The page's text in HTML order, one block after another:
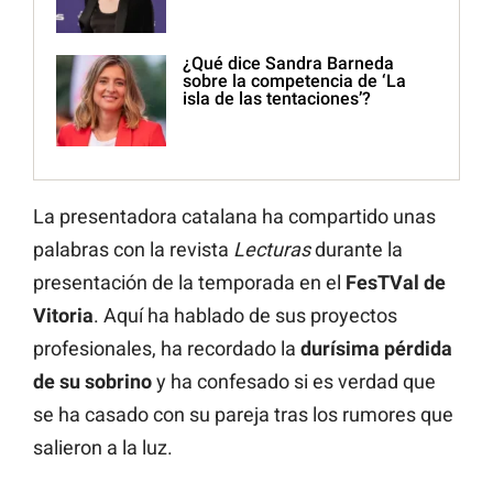
¿Qué dice Sandra Barneda
sobre la competencia de ‘La
isla de las tentaciones’?
La presentadora catalana ha compartido unas
palabras con la revista Lecturasdurante la
presentación de la temporada en el FesTVal de
Vitoria. Aquí ha hablado de sus proyectos
profesionales, ha recordado la durísima pérdida
de su sobrinoy ha confesado si es verdad que
se ha casado con su pareja tras los rumores que
salieron a la luz.